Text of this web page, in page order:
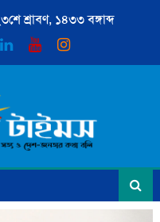
শ্রাবণ, ১৪৩৩ বঙ্গাব্দ